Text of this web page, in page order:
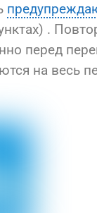
.
перед
на весь